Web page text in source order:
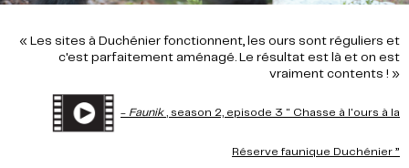
« Les sites à Duchénier fonctionnent, les ours sont réguliers et
c'est parfaitement aménagé. Le résultat est là et on est
vraiment contents ! »
- Faunik , season 2, episode 3 " Chasse à l'ours à la
Réserve faunique Duchénier ”